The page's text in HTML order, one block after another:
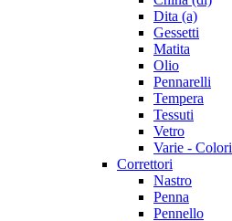
Dita (a)
Gessetti
Matita
Olio
Pennarelli
Tempera
Tessuti
Vetro
Varie - Colori
Correttori
Nastro
Penna
Pennello